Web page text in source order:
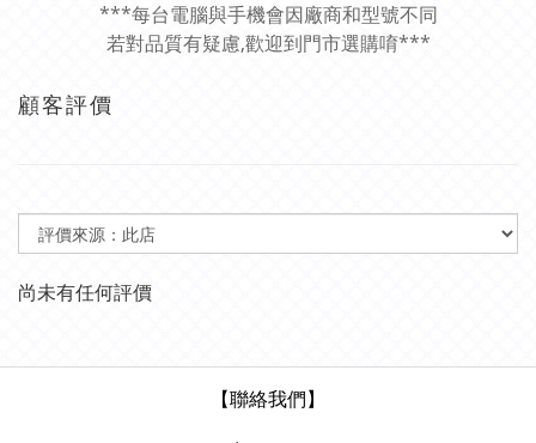
***每台電腦與手機會因廠商和型號不同
若對品質有疑慮,歡迎到門市選購唷***
顧客評價
尚未有任何評價
【聯絡我們】